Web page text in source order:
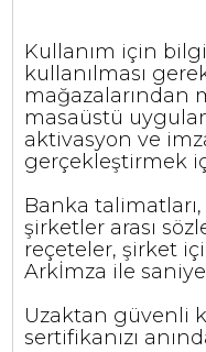
Kullanım için
kullanılması
mağazalarından
masaüstü
aktivasyon ve
gerçekleştirmek
Banka
şirketler arası
reçeteler, şirket
Arkİmza ile
Uzaktan güvenli
sertifikanızı